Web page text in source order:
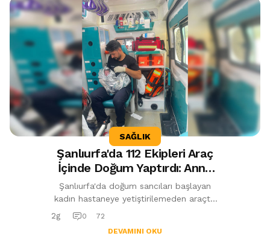
SAĞLIK
Şanlıurfa'da 112 Ekipleri Araç
İçinde Doğum Yaptırdı: Anne
ve Bebek Sağlıklı
Şanlıurfa'da doğum sancıları başlayan
kadın hastaneye yetiştirilemeden araçta
doğum yaptı. 112 Acil Sağlık ekiplerinin
2g 0
72
DEVAMINI OKU